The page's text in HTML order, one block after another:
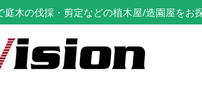
庭木の伐採・剪定などの植木屋/造園屋をお